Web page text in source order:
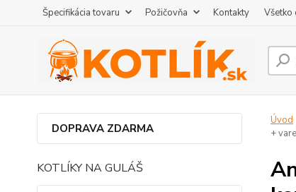
Špecifikácia tovaru Požičovňa Kontakty Všetko
DOPRAVA ZDARMA
KOTLÍKY NA GULÁŠ
Úvod
+